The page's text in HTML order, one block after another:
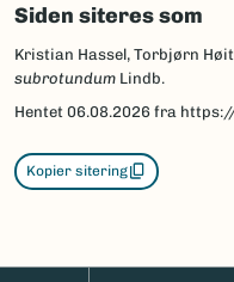
Siden siteres som
Kristian Hassel, Torbjørn
subrotundum Lindb.
Hentet 06.08.2026 fra https://
Kopier sitering